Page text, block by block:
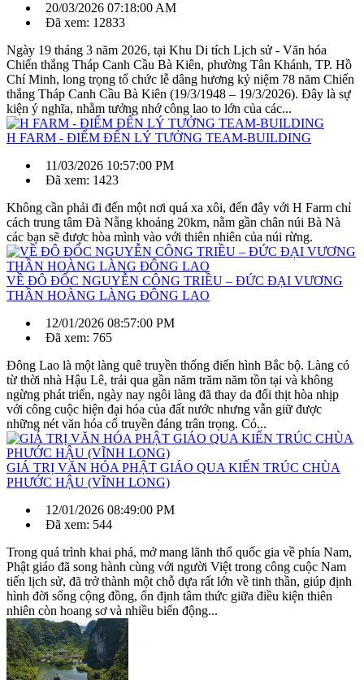
20/03/2026 07:18:00 AM
Đã xem: 12833
Ngày 19 tháng 3 năm 2026, tại Khu Di tích Lịch sử - Văn hóa
Chiến thắng Tháp Canh Cầu Bà Kiên, phường Tân Khánh, TP. Hồ
Chí Minh, long trọng tổ chức lễ dâng hương kỷ niệm 78 năm Chiến
thắng Tháp Canh Cầu Bà Kiên (19/3/1948 – 19/3/2026). Đây là sự
kiện ý nghĩa, nhằm tưởng nhớ công lao to lớn của các...
H FARM - ĐIỂM ĐẾN LÝ TƯỞNG TEAM-BUILDING
11/03/2026 10:57:00 PM
Đã xem: 1423
Không cần phải đi đến một nơi quá xa xôi, đến đây với H Farm chỉ
cách trung tâm Đà Nẵng khoảng 20km, nằm gần chân núi Bà Nà
các bạn sẽ được hòa mình vào với thiên nhiên của núi rừng.
VỀ ĐÔ ĐỐC NGUYỄN CÔNG TRIỀU – ĐỨC ĐẠI VƯƠNG
THẦN HOÀNG LÀNG ĐÔNG LAO
12/01/2026 08:57:00 PM
Đã xem: 765
Đông Lao là một làng quê truyền thống điển hình Bắc bộ. Làng có
từ thời nhà Hậu Lê, trải qua gần năm trăm năm tồn tại và không
ngừng phát triển, ngày nay ngôi làng đã thay da đổi thịt hòa nhịp
với công cuộc hiện đại hóa của đất nước nhưng vẫn giữ được
những nét văn hóa cổ truyền đáng trân trọng. Có...
GIÁ TRỊ VĂN HÓA PHẬT GIÁO QUA KIẾN TRÚC CHÙA
PHƯỚC HẬU (VĨNH LONG)
12/01/2026 08:49:00 PM
Đã xem: 544
Trong quá trình khai phá, mở mang lãnh thổ quốc gia về phía Nam,
Phật giáo đã song hành cùng với người Việt trong công cuộc Nam
tiến lịch sử, đã trở thành một chỗ dựa rất lớn về tinh thần, giúp định
hình đời sống cộng đồng, ổn định tâm thức giữa điều kiện thiên
nhiên còn hoang sơ và nhiều biến động...